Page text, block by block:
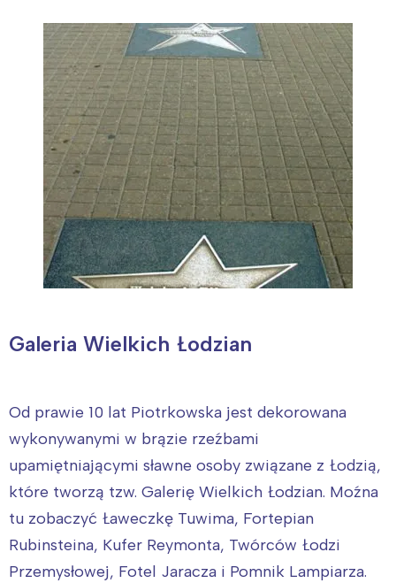
Galeria Wielkich Łodzian
Od prawie 10 lat Piotrkowska jest dekorowana
wykonywanymi w brązie rzeźbami
upamiętniającymi sławne osoby związane z Łodzią,
które tworzą tzw. Galerię Wielkich Łodzian. Moźna
tu zobaczyć Ławeczkę Tuwima, Fortepian
Rubinsteina, Kufer Reymonta, Twórców Łodzi
Przemysłowej, Fotel Jaracza i Pomnik Lampiarza.
Warszawa
Łódź
Trójmiasto
Poznań
Wrocław
Śląsk
Kraków
Południe
Północ
Wszystkie